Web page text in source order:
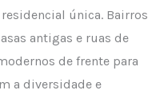
única. Bairros
antigas e ruas de
de frente para
a diversidade e